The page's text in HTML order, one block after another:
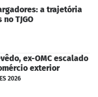
a trajetória
TJGO
ex-OMC escalado
exterior
2026